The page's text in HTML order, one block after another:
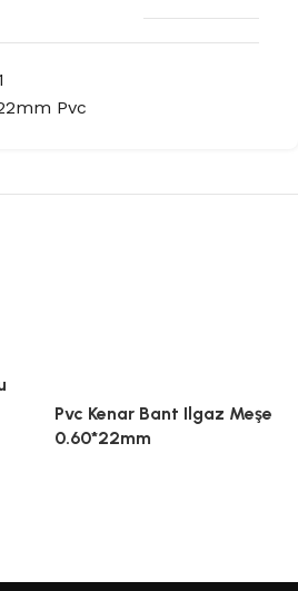
Pvc
Pvc Kenar Bant Ilgaz Meşe
0.60*22mm